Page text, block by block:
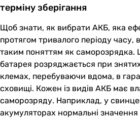
терміну зберігання
Щоб знати, як вибрати АКБ, яка
протягом тривалого періоду часу,
таким поняттям як саморозрядка.
батарея розряджається при
клемах, перебуваючи вдома, в
сховищі. Кожен із видів АКБ має
саморозряду. Наприклад, у
акумуляторах нормальні